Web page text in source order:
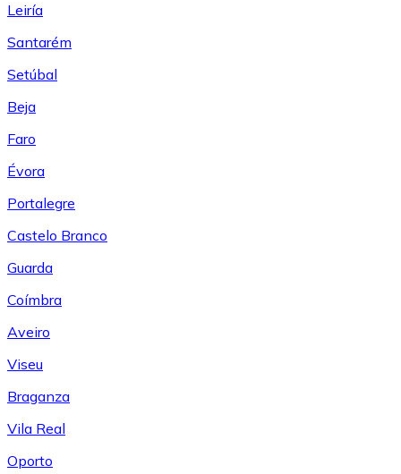
Leiría
Santarém
Setúbal
Beja
Faro
Évora
Portalegre
Castelo Branco
Guarda
Coímbra
Aveiro
Viseu
Braganza
Vila Real
Oporto